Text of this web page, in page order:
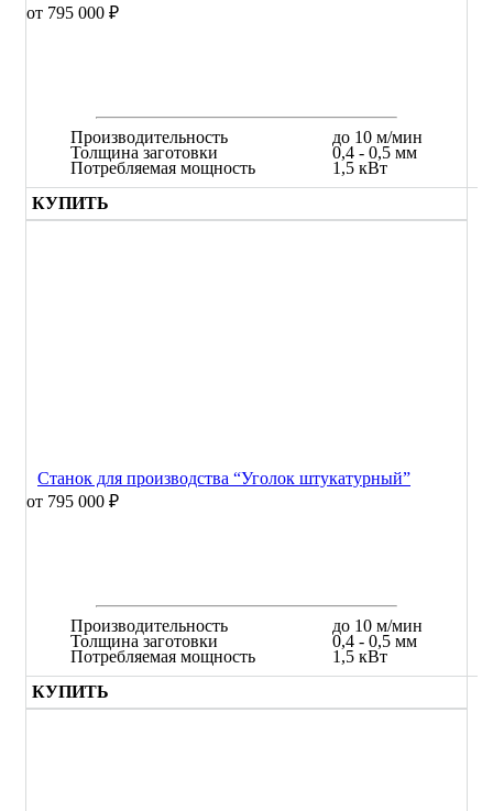
от 795 000 ₽
Производительность
Толщина заготовки
Потребляемая мощность
до 10 м/мин
0,4 - 0,5 мм
1,5 кВт
КУПИТЬ
Станок для производства “Уголок штукатурный”
от 795 000 ₽
Производительность
Толщина заготовки
Потребляемая мощность
до 10 м/мин
0,4 - 0,5 мм
1,5 кВт
КУПИТЬ